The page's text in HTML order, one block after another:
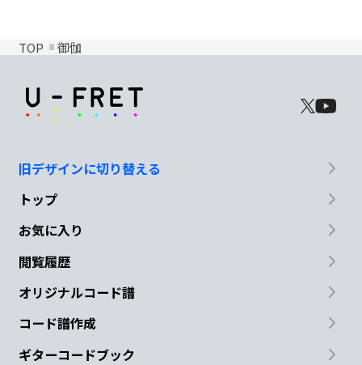
TOP 御伽
旧デザインに切り替える
トップ
お気に入り
閲覧履歴
オリジナルコード譜
コード譜作成
ギターコードブック